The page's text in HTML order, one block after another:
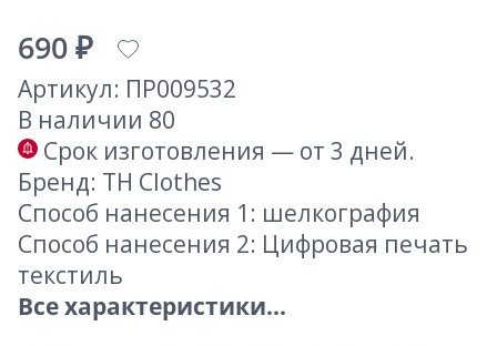
690 ₽
Артикул: ПР009532
В наличии 80
Срок изготовления — от 3 дней.
Бренд: TH Clothes
Способ нанесения 1: шелкография
Способ нанесения 2: Цифровая печать
текстиль
Все характеристики...